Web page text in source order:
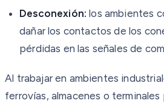
Desconexión: los ambientes
dañar los contactos de los
pérdidas en las señales de
Al trabajar en ambientes
ferrovías, almacenes o